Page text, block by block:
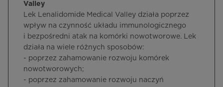
Valley
Lek Lenalidomide Medical Valley działa poprzez
wpływ na czynność układu immunologicznego
i bezpośredni atak na komórki nowotworowe. Lek
działa na wiele różnych sposobów:
- poprzez zahamowanie rozwoju komórek
nowotworowych;
- poprzez zahamowanie rozwoju naczyń